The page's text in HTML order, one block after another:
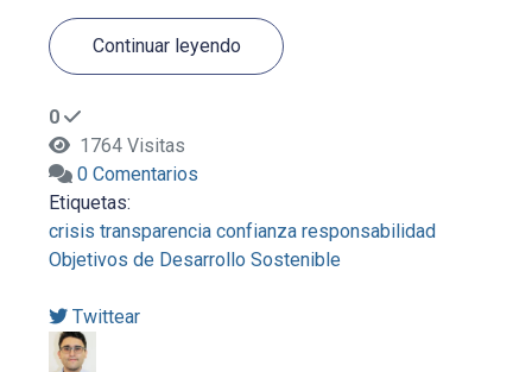
Continuar leyendo
0
1764 Visitas
0 Comentarios
Etiquetas:
crisis transparencia confianza responsabilidad
Objetivos de Desarrollo Sostenible
Twittear